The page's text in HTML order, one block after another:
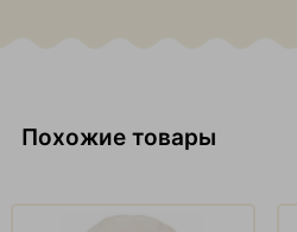
Похожие товары